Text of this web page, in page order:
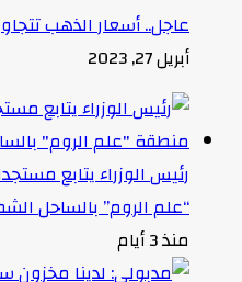
عاجل.. أسعار الذهب تتجاوز ال 2650جنيه
أبريل 27, 2023
رئيس الوزراء يتابع
“علم الروم” بالساحل
منذ 3 أيام